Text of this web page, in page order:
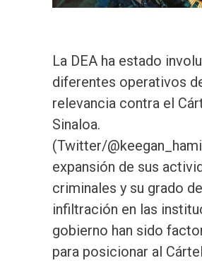
La DEA ha estado
diferentes operativos
relevancia contra el
Sinaloa.
(Twitter/
expansión de sus
criminales y su grado de
infiltración en las
gobierno han sido
para posicionar al